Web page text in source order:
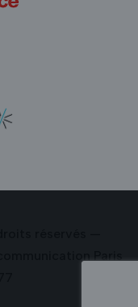
Paris